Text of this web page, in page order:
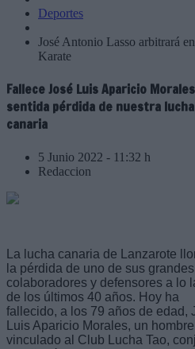
Deportes
José Antonio Lasso arbitrará
Karate
Fallece José Luis Aparicio
sentida pérdida de nuestra lucha
canaria
5 Junio 2022 - 11:32 h
Redaccion
La lucha canaria de Lanzarote
la pérdida de uno de sus grandes
colaboradores y defensores a lo
de los últimos 40 años. Hoy ha
fallecido, a los 79 años de edad,
Luis Aparicio Morales, un hombre
vinculado al Club Lucha Tao,